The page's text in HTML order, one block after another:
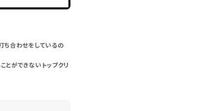
ち合わせをしているの
とができないトップクリ